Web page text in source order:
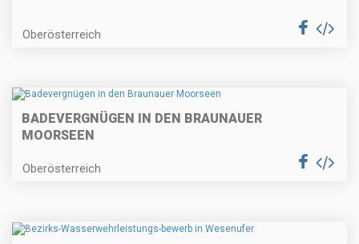
Oberösterreich
BADEVERGNÜGEN IN DEN BRAUNAUER
MOORSEEN
Oberösterreich